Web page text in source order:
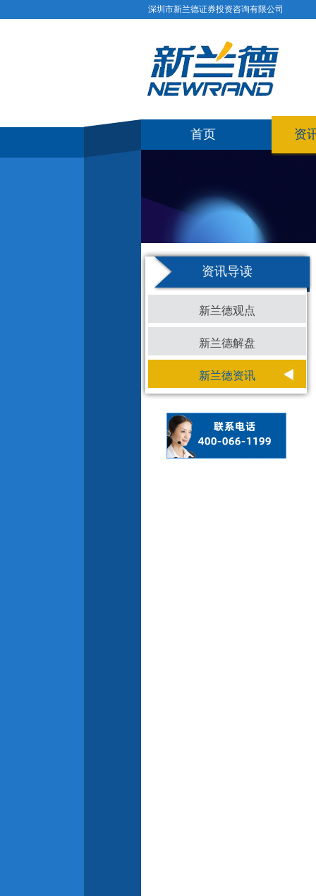
深圳市新兰德证券投资咨询有限公司
首页 资
资讯导读
新兰德观点
新兰德解盘
新兰德资讯